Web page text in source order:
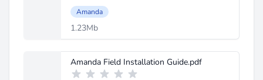
Amanda
1.23Mb
Amanda Field Installation Guide.pdf